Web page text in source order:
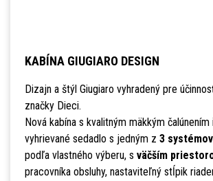
KABÍNA GIUGIARO DESIGN
Dizajn a štýl Giugiaro vyhradený pre
značky Dieci.
Nová kabína s kvalitným mäkkým
vyhrievané sedadlo s jedným z 3
podľa vlastného výberu, s väčším
pracovníka obsluhy, nastaviteľný stĺpik